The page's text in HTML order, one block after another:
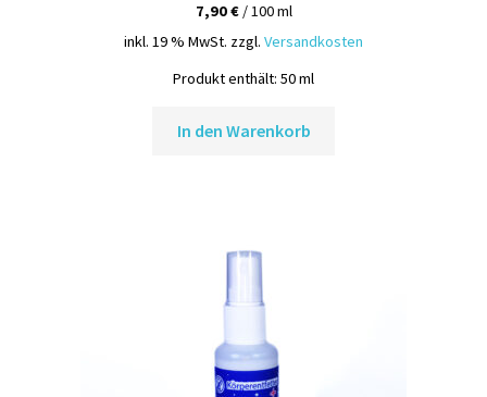
7,90€/100ml
inkl. 19 % MwSt. zzgl. Versandkosten
Produkt enthält: 50ml
In den Warenkorb